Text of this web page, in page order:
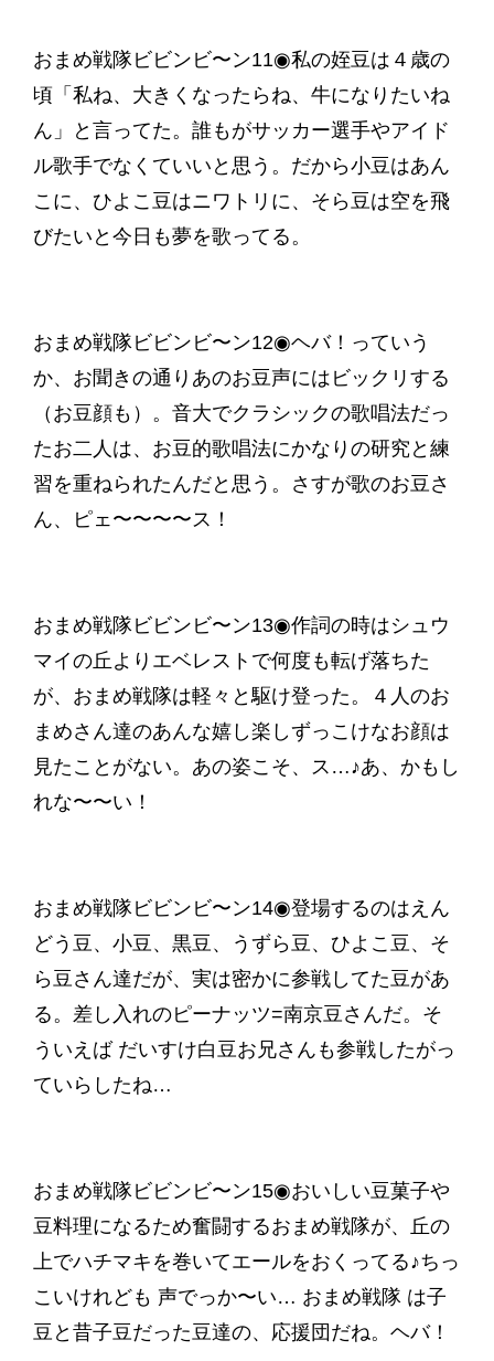
おまめ戦隊ビビンビ〜ン11◉私の姪豆は４歳の
頃「私ね、大きくなったらね、牛になりたいね
ん」と言ってた。誰もがサッカー選手やアイド
ル歌手でなくていいと思う。だから小豆はあん
こに、ひよこ豆はニワトリに、そら豆は空を飛
びたいと今日も夢を歌ってる。
おまめ戦隊ビビンビ〜ン12◉ヘバ！っていう
か、お聞きの通りあのお豆声にはビックリする
（お豆顔も）。音大でクラシックの歌唱法だっ
たお二人は、お豆的歌唱法にかなりの研究と練
習を重ねられたんだと思う。さすが歌のお豆さ
ん、ピェ〜〜〜〜ス！‬
おまめ戦隊ビビンビ〜ン13◉作詞の時はシュウ
マイの丘よりエベレストで何度も転げ落ちた
が、おまめ戦隊は軽々と駆け登った。４人のお
まめさん達のあんな嬉し楽しずっこけなお顔は
見たことがない。あの姿こそ、ス…♪あ、かもし
れな〜〜い！
おまめ戦隊ビビンビ〜ン14◉登場するのはえん
どう豆、小豆、黒豆、うずら豆、ひよこ豆、そ
ら豆さん達だが、実は密かに参戦してた豆があ
る。差し入れのピーナッツ=南京豆さんだ。そ
ういえば だいすけ白豆お兄さんも参戦したがっ
ていらしたね…
おまめ戦隊ビビンビ〜ン15◉おいしい豆菓子や
豆料理になるため奮闘するおまめ戦隊が、丘の
上でハチマキを巻いてエールをおくってる♪ちっ
こいけれども 声でっか〜い… おまめ戦隊 は子
豆と昔子豆だった豆達の、応援団だね。ヘバ！